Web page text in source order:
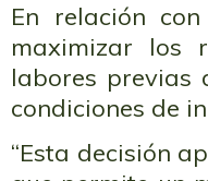
En relación
maximizar los
labores previas
condiciones de
“Esta decisión